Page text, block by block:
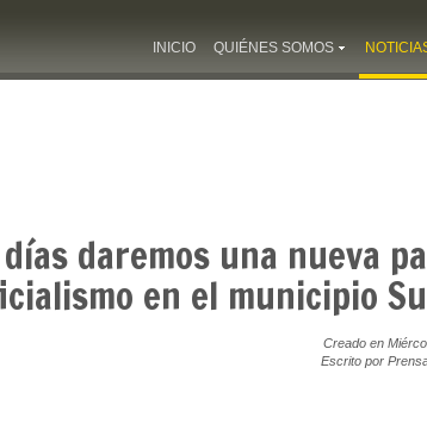
INICIO QUIÉNES SOMOS
daremos una nueva
en el municipio
Creado en
Escrito por